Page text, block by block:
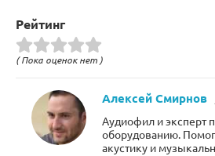
Рейтинг
( Пока оценок нет )
Алексей Смирнов
Аудиофил и эксперт
оборудованию.
акустику и